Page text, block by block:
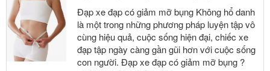
Đạp xe đạp có giảm mỡ bụng Không hổ danh
là một trong những phương pháp luyện tập vô
cùng hiệu quả, cuộc sống hiện đại, chiếc xe
đạp tập ngày càng gần gũi hơn với cuộc sống
con người. Đạp xe đạp có giảm mỡ bụng ?